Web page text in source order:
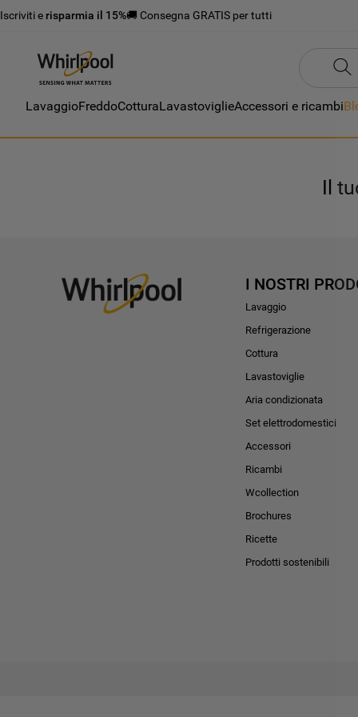
Iscriviti e risparmia il 15%🚚 Consegna GRATIS per tutti
LavaggioFreddoCotturaLavastoviglieAccessori e ricambi
Il
I NOSTRI
Lavaggio
Refrigerazione
Cottura
Lavastoviglie
Aria condizionata
Set elettrodomestici
Accessori
Ricambi
Wcollection
Brochures
Ricette
Prodotti sostenibili